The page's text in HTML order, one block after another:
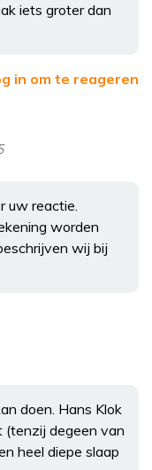
iets groter dan
in om te reageren
uw reactie.
worden
wij bij
doen. Hans Klok
(tenzij degeen van
heel diepe slaap